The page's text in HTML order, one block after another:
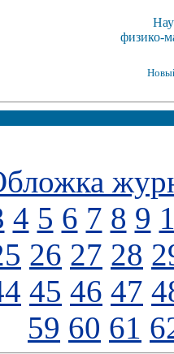
физико-
4 5 6 7 8 9
26 27 28
45 46 47
59 60 61